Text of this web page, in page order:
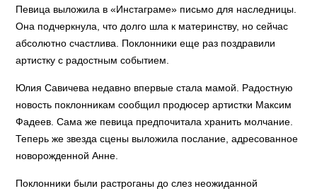
Певица выложила в «Инстаграме» письмо для наследницы.
Она подчеркнула, что долго шла к материнству, но сейчас
абсолютно счастлива. Поклонники еще раз поздравили
артистку с радостным событием.
Юлия Савичева недавно впервые стала мамой. Радостную
новость поклонникам сообщил продюсер артистки Максим
Фадеев. Сама же певица предпочитала хранить молчание.
Теперь же звезда сцены выложила послание, адресованное
новорожденной Анне.
Поклонники были растроганы до слез неожиданной